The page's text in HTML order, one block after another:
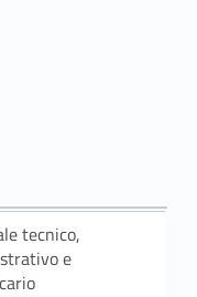
tecnico,
e